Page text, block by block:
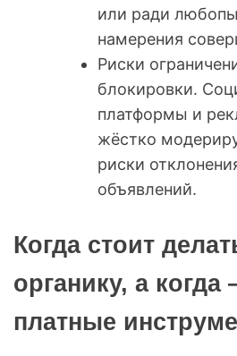
или ради
намерения
Риски
блокировки.
платформы и
жёстко
риски
объявлений.
Когда стоит
органику, а когда
платные